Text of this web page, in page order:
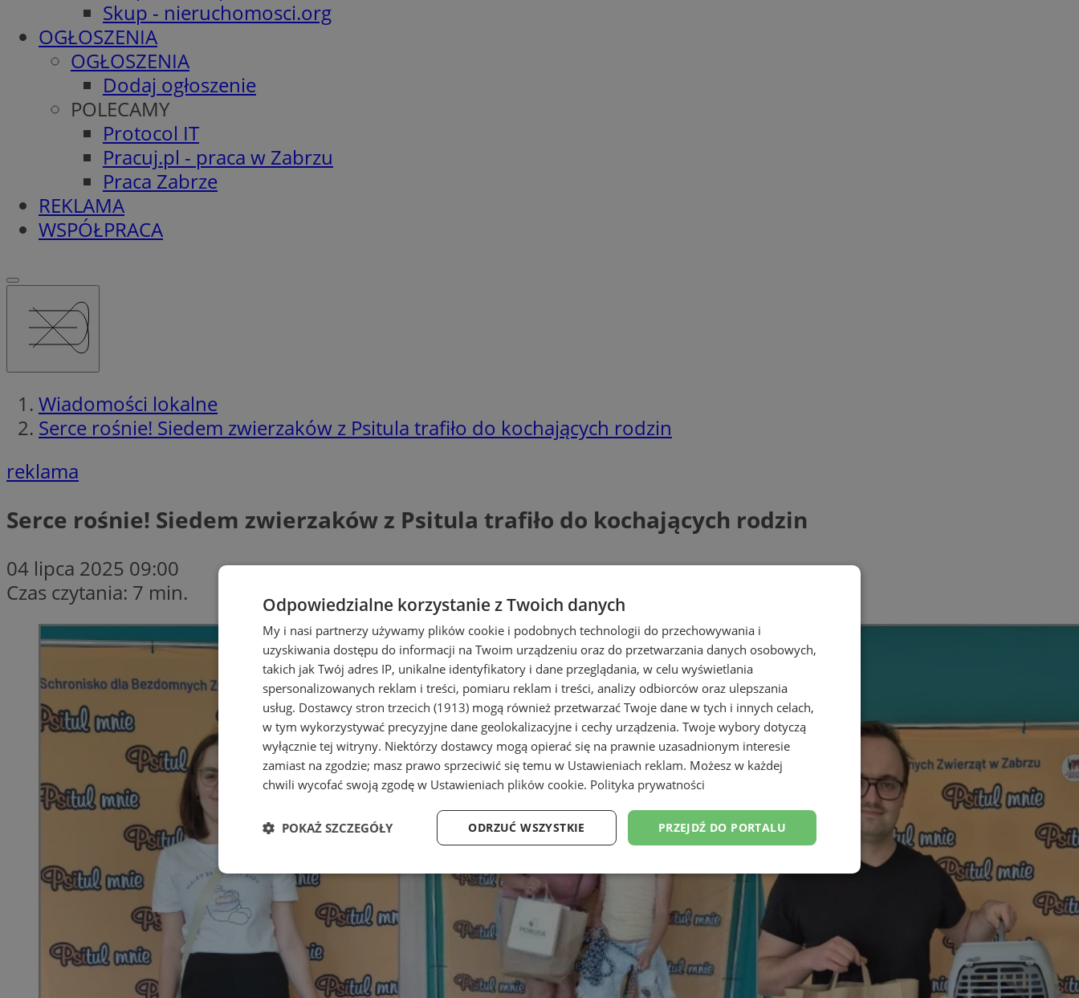
Skup - nieruchomosci.org
OGŁOSZENIA
OGŁOSZENIA
Dodaj ogłoszenie
POLECAMY
Protocol IT
Pracuj.pl - praca w Zabrzu
Praca Zabrze
REKLAMA
WSPÓŁPRACA
Wiadomości lokalne
Serce rośnie! Siedem zwierzaków z Psitula trafiło do kochających rodzin
reklama
Serce rośnie! Siedem zwierzaków z Psitula trafiło do kochających rodzin
04 lipca 2025 09:00
Czas czytania: 7 min.
Odpowiedzialne korzystanie z Twoich danych
My i nasi partnerzy używamy plików cookie i podobnych technologii do przechowywania i
uzyskiwania dostępu do informacji na Twoim urządzeniu oraz do przetwarzania danych osobowych,
takich jak Twój adres IP, unikalne identyfikatory i dane przeglądania, w celu wyświetlania
spersonalizowanych reklam i treści, pomiaru reklam i treści, analizy odbiorców oraz ulepszania
usług. Dostawcy stron trzecich (1913) mogą również przetwarzać Twoje dane w tych i innych celach,
w tym wykorzystywać precyzyjne dane geolokalizacyjne i cechy urządzenia. Twoje wybory dotyczą
wyłącznie tej witryny. Niektórzy dostawcy mogą opierać się na prawnie uzasadnionym interesie
zamiast na zgodzie; masz prawo sprzeciwić się temu w Ustawieniach reklam. Możesz w każdej
chwili wycofać swoją zgodę w Ustawieniach plików cookie. Polityka prywatności
PRZEJDŹ DO PORTALU
ODRZUĆ WSZYSTKIE
POKAŻ SZCZEGÓŁY
Niezbędne Wydajność Targetowanie Funkcjonalność Niesklasyfikowane
Niezbędne Wydajność Targetowanie Funkcjonalność Niesklasyfikowane